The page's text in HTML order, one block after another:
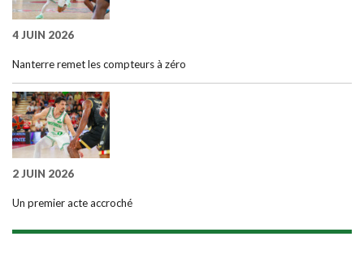
4 JUIN 2026
Nanterre remet les compteurs à zéro
2 JUIN 2026
Un premier acte accroché